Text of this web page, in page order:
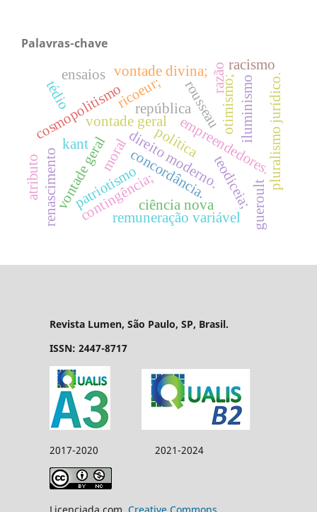
Palavras-chave
empreendedores.
concordância.
rousseau
república
vontade geral
cosmopolitismo
patriotismo
vontade geral direito moderno. pluralismo jurídico.
teodiceia;
otimismo;
vontade divina;
contingência;
remuneração variável gueroult
iluminismo
moral
razão
renascimento
política
ciência nova
ricoeur;
kant
atributo
tédio
ensaios
racismo
Revista Lumen, São Paulo, SP, Brasil.
ISSN: 2447-8717
2017-2020 2021-2024